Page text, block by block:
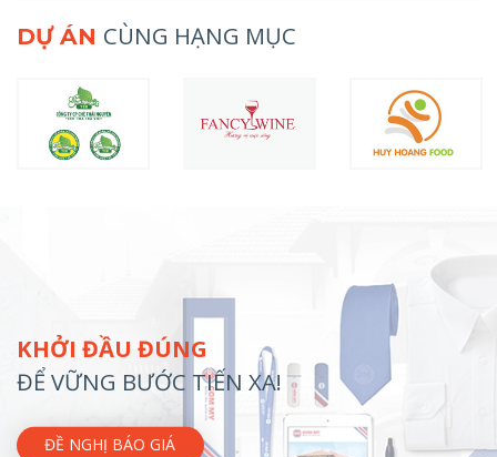
DỰ ÁN CÙNG HẠNG MỤC
KHỞI ĐẦU ĐÚNG
ĐỂ VỮNG BƯỚC TIẾN XA!
ĐỀ NGHỊ BÁO GIÁ